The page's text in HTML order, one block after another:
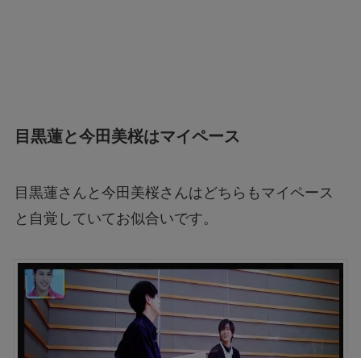
目黒蓮と今田美桜はマイペース
目黒蓮さんと今田美桜さんはどちらもマイペース
と自覚していてお似合いです。